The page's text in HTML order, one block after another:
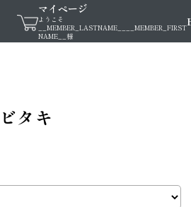
マイページ
ようこそ
__MEMBER_LASTNAME__
__MEMBER_FIRST
NAME__ 様
タキ